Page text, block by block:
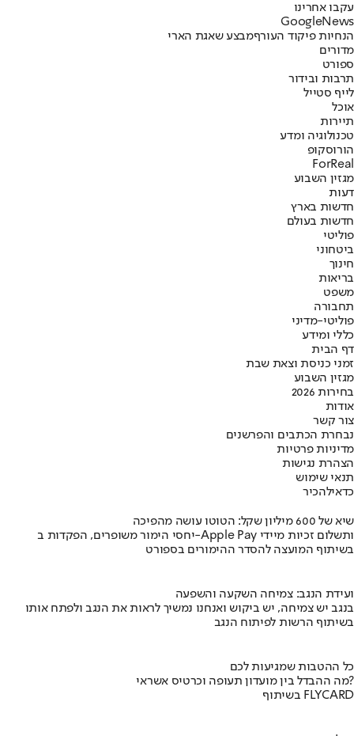
עקבו אחרינו
Googl eNews
הנחיות פיקוד העורףמבצע שאגת הארי
מדורים
ספורט
תרבות ובידור
לייף סטייל
אוכל
תיירות
טכנולוגיה ומדע
הורוסקופ
ForReal
מגזין השבוע
דעות
חדשות בארץ
חדשות בעולם
פוליטי
ביטחוני
חינוך
בריאות
משפט
תחבורה
פוליטי-מדיני
כללי ומידע
דף הבית
זמני כניסת וצאת שבת
מגזין השבוע
בחירות 2026
אודות
צור קשר
נבחרת הכתבים והפרשנים
מדיניות פרטיות
הצהרת נגישות
תנאי שימוש
כדאילהכיר
שיא של 600 מיליון שקל: הטוטו עושה מהפיכה
יחסי הימור משופרים, הפקדות ב-Apple Pay ותשלום זכיות מיידי
בשיתוף המועצה להסדר ההימורים בספורט
ועידת הנגב: צמיחה השקעה והשפעה
בנגב יש צמיחה, יש ביקוש ואנחנו נמשיך לראות את הנגב ולפתח אותו
בשיתוף הרשות לפיתוח הנגב
כל ההטבות שמגיעות לכם
מה ההבדל בין מועדון תעופה וכרטיס אשראי?
בשיתוף FLYCARD